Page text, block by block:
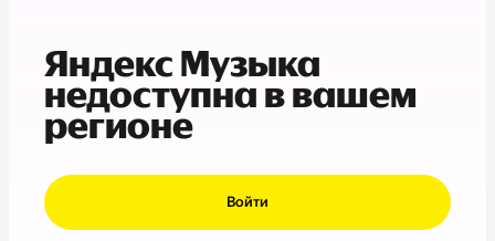
Яндекс Музыка
недоступна в вашем
регионе
Войти